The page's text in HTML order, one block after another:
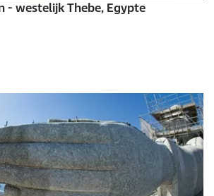
- westelijk Thebe, Egypte